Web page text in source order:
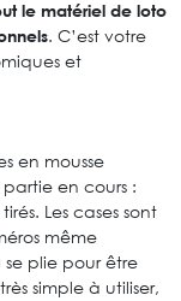
le matériel de loto
. C’est votre
et
en mousse
en cours :
Les cases sont
même
se plie pour être
simple à utiliser,